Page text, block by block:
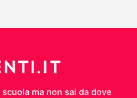
ma non sai da dove